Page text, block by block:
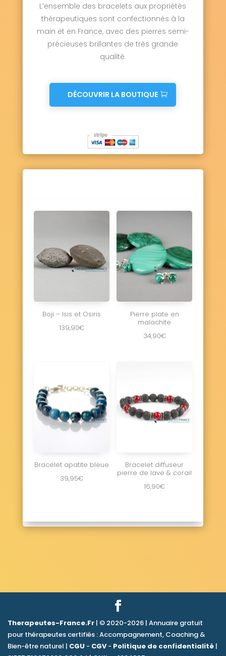
L’ensemble des bracelets aux propriétés
thérapeutiques sont confectionnés à la
main et en France, avec des pierres semi-
précieuses brillantes de très grande
qualité.
DÉCOUVRIR LA BOUTIQUE
Boji – Isis et Osiris
139,90€
Pierre plate en
malachite
34,90€
Bracelet apatite bleue
39,95€
Bracelet diffuseur
pierre de lave & corail
16,90€
Therapeutes-France.Fr | © 2020-2026 | Annuaire gratuit
pour thérapeutes certifiés : Accompagnement, Coaching &
Bien-être naturel | CGU - CGV- Politique de confidentialité |